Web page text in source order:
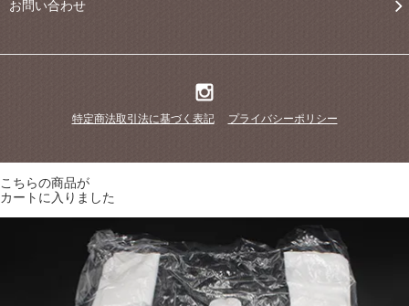
お問い合わせ
特定商法取引法に基づく表記 プライバシーポリシー
こちらの商品が
カートに入りました